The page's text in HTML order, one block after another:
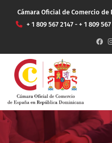
Cámara Oficial de Comercio
+ 1 809 567 2147 - + 1 809